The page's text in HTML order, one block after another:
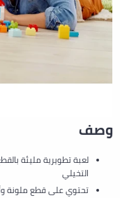
وصف
لعبة تطويرية مليئة
التخيلي
تحتوي على قطع ملونة